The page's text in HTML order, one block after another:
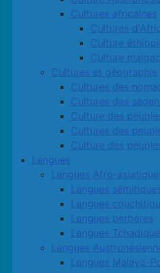
Cultures africaines
Cultures
Culture
Culture
Cultures et géographie
Cultures des
Cultures des
Culture des
Cultures des
Culture des
Langues
Langues Afro-
Langues
Langues
Langues berbères
Langues
Langues
Langues Malayo-